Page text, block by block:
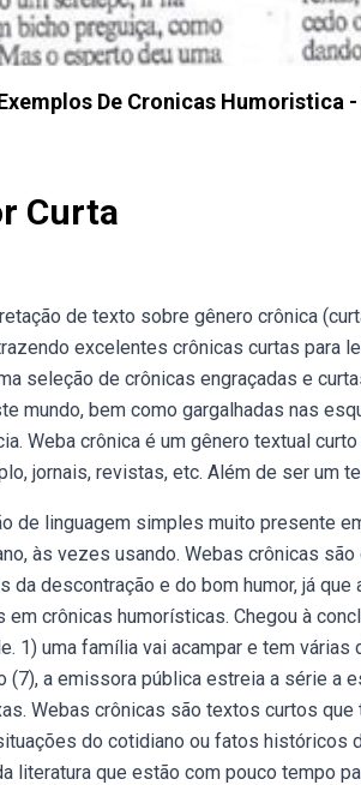
De Cronicas Humoristica -
Curta
de texto sobre gênero crônica
excelentes crônicas curtas para
seleção de crônicas engraçadas e
mundo, bem como gargalhadas nas
Weba crônica é um gênero textual
jornais, revistas, etc. Além de ser um
de linguagem simples muito presente
às vezes usando. Webas crônicas
da descontração e do bom humor, já
crônicas humorísticas. Chegou à
1) uma família vai acampar e tem
(7), a emissora pública estreia a série a
Webas crônicas são textos curtos
do cotidiano ou fatos históricos
literatura que estão com pouco tempo